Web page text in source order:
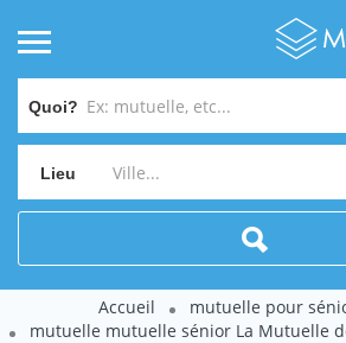
Quoi?
Lieu
Accueil
mutuelle pour
mutuelle mutuelle sénior La Mutuelle